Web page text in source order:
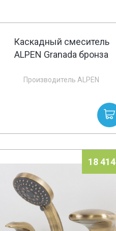
Каскадный смеситель
ALPEN Granada бронза
Производитель ALPEN
18 414